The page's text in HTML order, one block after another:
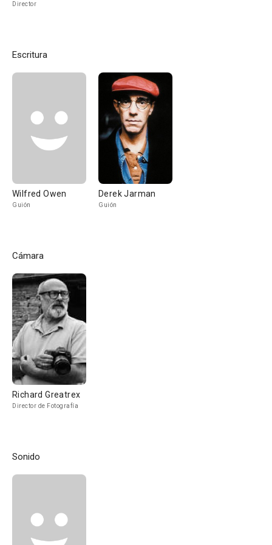
Director
Escritura
Wilfred Owen
Guión
Derek Jarman
Guión
Cámara
Richard Greatrex
Director de Fotografía
Sonido